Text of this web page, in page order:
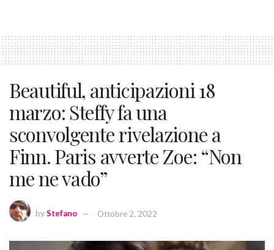
Beautiful, anticipazioni 18
marzo: Steffy fa una
sconvolgente rivelazione a
Finn. Paris avverte Zoe: “Non
me ne vado”
byStefano Ottobre 2, 2022